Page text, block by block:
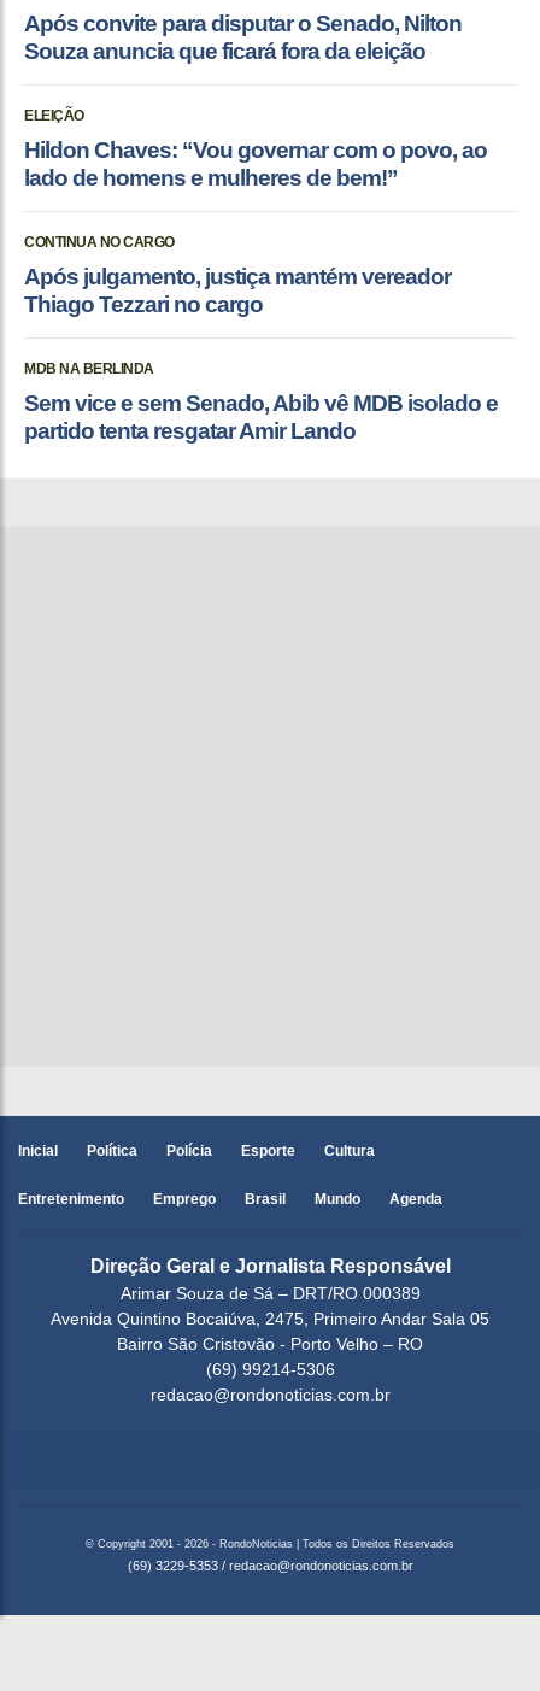
Após convite para disputar o Senado, Nilton
Souza anuncia que ficará fora da eleição
ELEIÇÃO
Hildon Chaves: “Vou governar com o povo, ao
lado de homens e mulheres de bem!”
CONTINUA NO CARGO
Após julgamento, justiça mantém vereador
Thiago Tezzari no cargo
MDB NA BERLINDA
Sem vice e sem Senado, Abib vê MDB isolado e
partido tenta resgatar Amir Lando
Inicial Política Polícia Esporte Cultura
Entretenimento Emprego Brasil Mundo Agenda
Direção Geral e Jornalista Responsável
Arimar Souza de Sá – DRT/RO 000389
Avenida Quintino Bocaiúva, 2475, Primeiro Andar Sala 05
Bairro São Cristovão - Porto Velho – RO
(69) 99214-5306
redacao@rondonoticias.com.br
© Copyright 2001 - 2026 - RondoNoticias | Todos os Direitos Reservados
(69) 3229-5353 / redacao@rondonoticias.com.br